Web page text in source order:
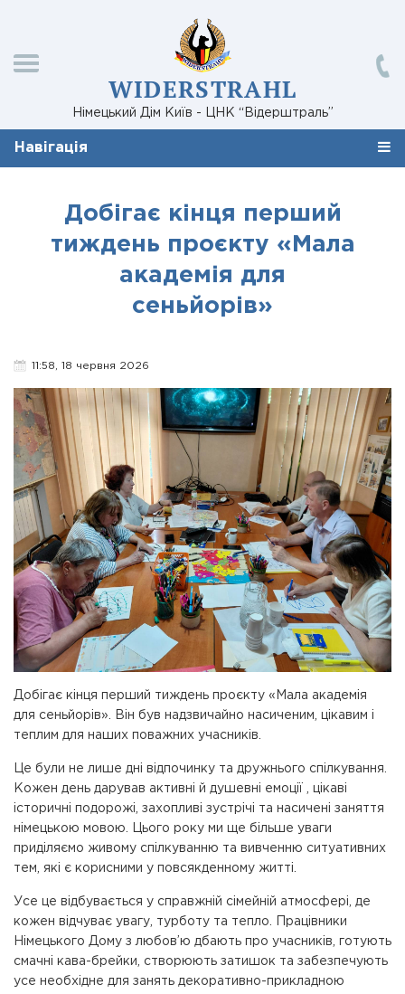
WIDERSTRAHL
Німецький Дім Київ - ЦНК “Відерштраль”
Навігація
Добігає кінця перший
тиждень проєкту «Мала
академія для
сеньйорів»
11:58, 18 червня 2026
Добігає кінця перший тиждень проєкту «Мала академія
для сеньйорів». Він був надзвичайно насиченим, цікавим і
теплим для наших поважних учасників.
Це були не лише дні відпочинку та дружнього спілкування.
Кожен день дарував активні й душевні емоції , цікаві
історичні подорожі, захопливі зустрічі та насичені заняття
німецькою мовою. Цього року ми ще більше уваги
приділяємо живому спілкуванню та вивченню ситуативних
тем, які є корисними у повсякденному житті.
Усе це відбувається у справжній сімейній атмосфері, де
кожен відчуває увагу, турботу та тепло. Працівники
Німецького Дому з любов’ю дбають про учасників, готують
смачні кава-брейки, створюють затишок та забезпечують
усе необхідне для занять декоративно-прикладною